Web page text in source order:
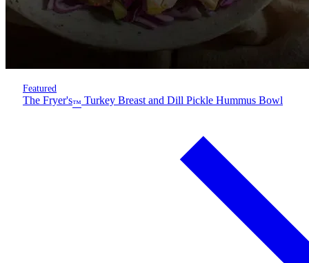
Featured
The Fryer's™ Turkey Breast and Dill Pickle Hummus Bowl